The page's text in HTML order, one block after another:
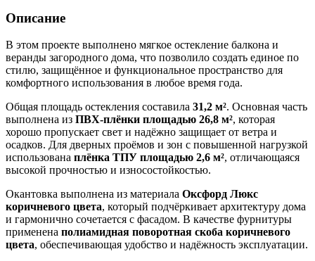
Описание
В этом проекте выполнено мягкое остекление балкона и
веранды загородного дома, что позволило создать единое по
стилю, защищённое и функциональное пространство для
комфортного использования в любое время года.
Общая площадь остекления составила 31,2 м². Основная часть
выполнена из ПВХ-плёнки площадью 26,8 м², которая
хорошо пропускает свет и надёжно защищает от ветра и
осадков. Для дверных проёмов и зон с повышенной нагрузкой
использована плёнка ТПУ площадью 2,6 м², отличающаяся
высокой прочностью и износостойкостью.
Окантовка выполнена из материала Оксфорд Люкс
коричневого цвета, который подчёркивает архитектуру дома
и гармонично сочетается с фасадом. В качестве фурнитуры
применена полиамидная поворотная скоба коричневого
цвета, обеспечивающая удобство и надёжность эксплуатации.